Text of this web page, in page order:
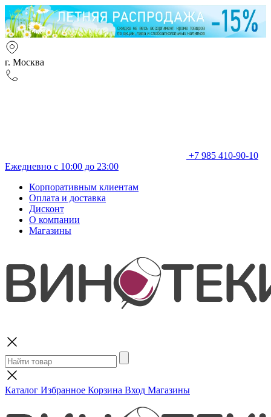
г. Москва
+7 985 410-90-10
Ежедневно с 10:00 до 23:00
Корпоративным клиентам
Оплата и доставка
Дисконт
О компании
Магазины
Каталог Избранное Корзина Вход Магазины